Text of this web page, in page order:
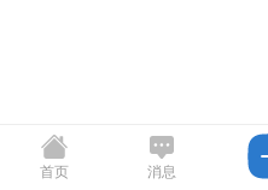
首页 消息